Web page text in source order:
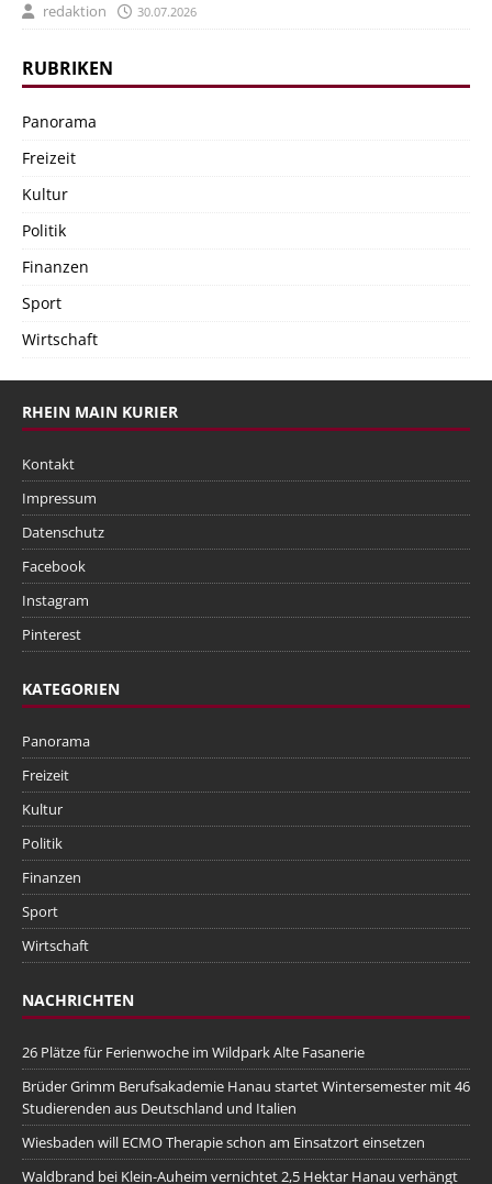
redaktion 30.07.2026
RUBRIKEN
Panorama
Freizeit
Kultur
Politik
Finanzen
Sport
Wirtschaft
RHEIN MAIN KURIER
Kontakt
Impressum
Datenschutz
Facebook
Instagram
Pinterest
KATEGORIEN
Panorama
Freizeit
Kultur
Politik
Finanzen
Sport
Wirtschaft
NACHRICHTEN
26 Plätze für Ferienwoche im Wildpark Alte Fasanerie
Brüder Grimm Berufsakademie Hanau startet Wintersemester mit 46
Studierenden aus Deutschland und Italien
Wiesbaden will ECMO Therapie schon am Einsatzort einsetzen
Waldbrand bei Klein-Auheim vernichtet 2,5 Hektar Hanau verhängt